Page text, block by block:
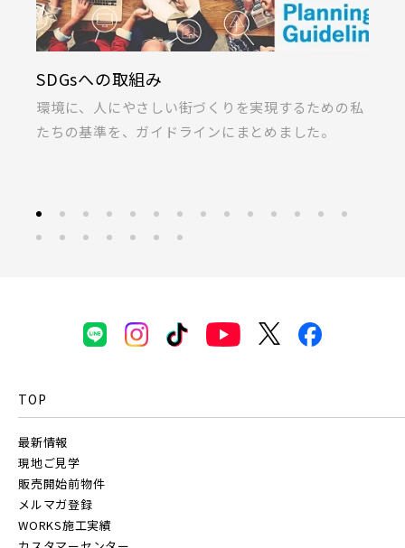
都営大江戸線
東葉高速鉄道
千葉都市モノレール
守谷市(0) 松戸市(4)
野田市(0)
柏市(3)
流山市(4)
江戸川区(1)
東久留米市(2)
物件を検索する
JR
JR京浜東北線
ための私
た。
KIRINOKA(キリノカ)
桐製品の開発と制作に力を注ぐ「厚川産業」と
ラス」の共同開発による無垢桐材の壁パネル。
TOP
最新情報
現地ご見学
販売開始前物件
メルマガ登録
WORKS施工実績